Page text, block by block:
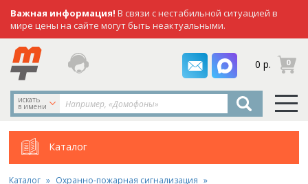
Важная информация! В связи с нестабильной ситуацией в
мире цены на сайте могут быть неактуальными.
0 р. 0
искать
в имени
Каталог
Каталог
Охранно-пожарная сигнализация